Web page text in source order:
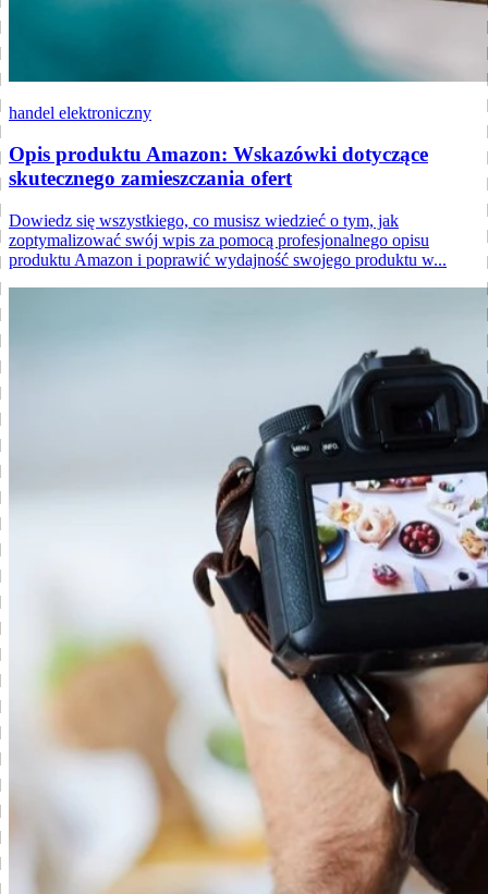
handel elektroniczny
Opis produktu Amazon: Wskazówki dotyczące
skutecznego zamieszczania ofert
Dowiedz się wszystkiego, co musisz wiedzieć o tym, jak
zoptymalizować swój wpis za pomocą profesjonalnego opisu
produktu Amazon i poprawić wydajność swojego produktu w...